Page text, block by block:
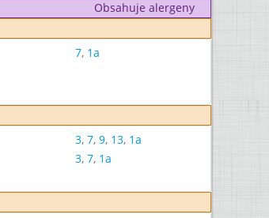
Obsahuje alergeny
7, 1a
3, 7, 9, 13, 1a
3, 7, 1a